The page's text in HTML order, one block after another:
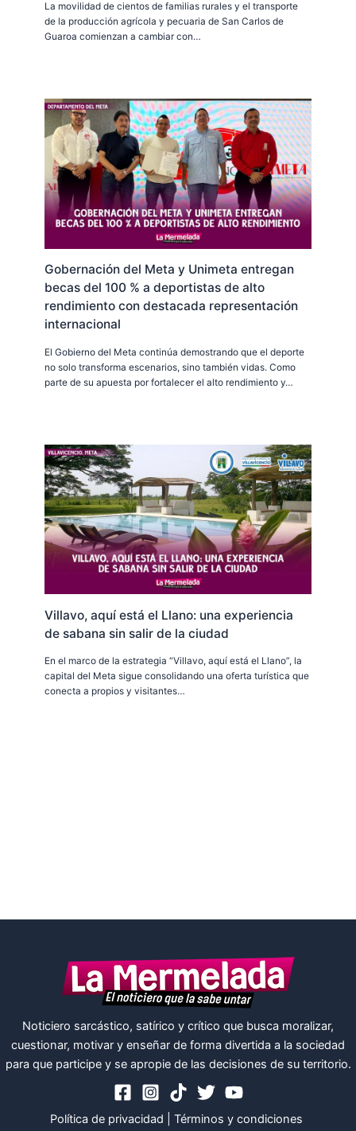
La movilidad de cientos de familias rurales y el transporte
de la producción agrícola y pecuaria de San Carlos de
Guaroa comienzan a cambiar con…
Gobernación del Meta y Unimeta entregan
becas del 100 % a deportistas de alto
rendimiento con destacada representación
internacional
El Gobierno del Meta continúa demostrando que el deporte
no solo transforma escenarios, sino también vidas. Como
parte de su apuesta por fortalecer el alto rendimiento y…
Villavo, aquí está el Llano: una experiencia
de sabana sin salir de la ciudad
En el marco de la estrategia “Villavo, aquí está el Llano”, la
capital del Meta sigue consolidando una oferta turística que
conecta a propios y visitantes…
Noticiero sarcástico, satírico y crítico que busca moralizar,
cuestionar, motivar y enseñar de forma divertida a la sociedad
para que participe y se apropie de las decisiones de su territorio.
Política de privacidad Términos y condiciones